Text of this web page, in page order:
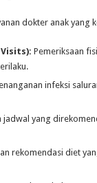
dokter anak yang
Pemeriksaan
infeksi
jadwal yang
rekomendasi diet